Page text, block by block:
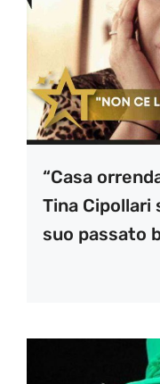
“Casa
Tina
suo passato